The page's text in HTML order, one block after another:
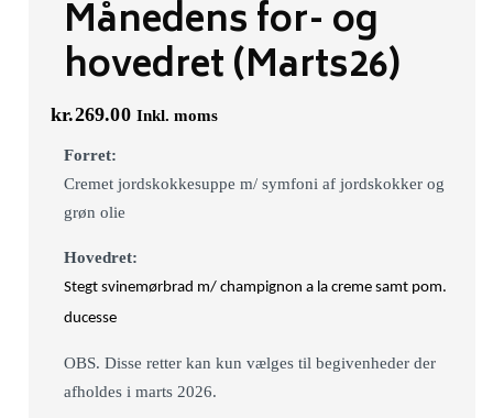
Månedens for- og
hovedret (Marts26)
kr.269.00 Inkl. moms
Forret:
Cremet jordskokkesuppe m/ symfoni af jordskokker og
grøn olie
Hovedret:
Stegt svinemørbrad m/ champignon a la creme samt pom.
ducesse
OBS. Disse retter kan kun vælges til begivenheder der
afholdes i marts 2026.